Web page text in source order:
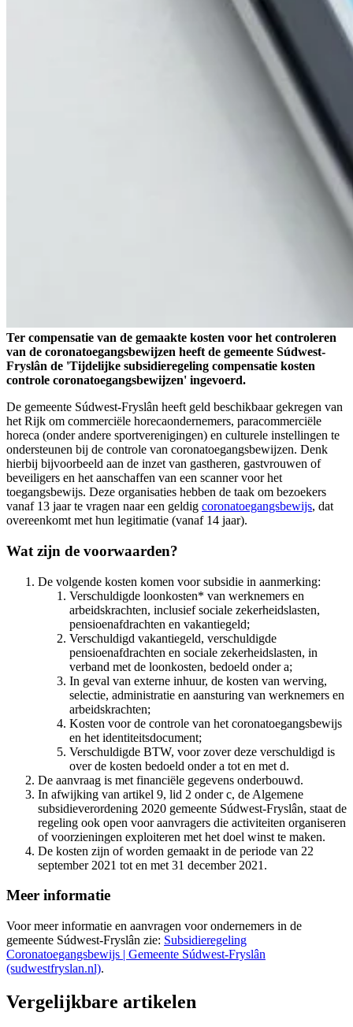
Ter compensatie van de gemaakte kosten voor het controleren
van de coronatoegangsbewijzen heeft de gemeente Súdwest-
Fryslân de 'Tijdelijke subsidieregeling compensatie kosten
controle coronatoegangsbewijzen' ingevoerd.
De gemeente Súdwest-Fryslân heeft geld beschikbaar gekregen van
het Rijk om commerciële horecaondernemers, paracommerciële
horeca (onder andere sportverenigingen) en culturele instellingen te
ondersteunen bij de controle van coronatoegangsbewijzen. Denk
hierbij bijvoorbeeld aan de inzet van gastheren, gastvrouwen of
beveiligers en het aanschaffen van een scanner voor het
toegangsbewijs. Deze organisaties hebben de taak om bezoekers
vanaf 13 jaar te vragen naar een geldig coronatoegangsbewijs, dat
overeenkomt met hun legitimatie (vanaf 14 jaar).
Wat zijn de voorwaarden?
De volgende kosten komen voor subsidie in aanmerking:
Verschuldigde loonkosten* van werknemers en
arbeidskrachten, inclusief sociale zekerheidslasten,
pensioenafdrachten en vakantiegeld;
Verschuldigd vakantiegeld, verschuldigde
pensioenafdrachten en sociale zekerheidslasten, in
verband met de loonkosten, bedoeld onder a;
In geval van externe inhuur, de kosten van werving,
selectie, administratie en aansturing van werknemers en
arbeidskrachten;
Kosten voor de controle van het coronatoegangsbewijs
en het identiteitsdocument;
Verschuldigde BTW, voor zover deze verschuldigd is
over de kosten bedoeld onder a tot en met d.
De aanvraag is met financiële gegevens onderbouwd.
In afwijking van artikel 9, lid 2 onder c, de Algemene
subsidieverordening 2020 gemeente Súdwest-Fryslân, staat de
regeling ook open voor aanvragers die activiteiten organiseren
of voorzieningen exploiteren met het doel winst te maken.
De kosten zijn of worden gemaakt in de periode van 22
september 2021 tot en met 31 december 2021.
Meer informatie
Voor meer informatie en aanvragen voor ondernemers in de
gemeente Súdwest-Fryslân zie: Subsidieregeling
Coronatoegangsbewijs | Gemeente Súdwest-Fryslân
(sudwestfryslan.nl).
Vergelijkbare artikelen